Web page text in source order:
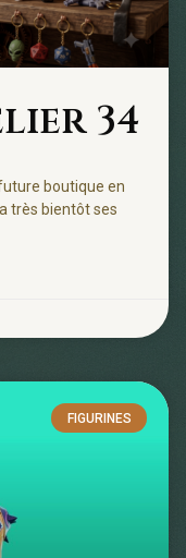
34
boutique en
très bientôt ses
FIGURINES